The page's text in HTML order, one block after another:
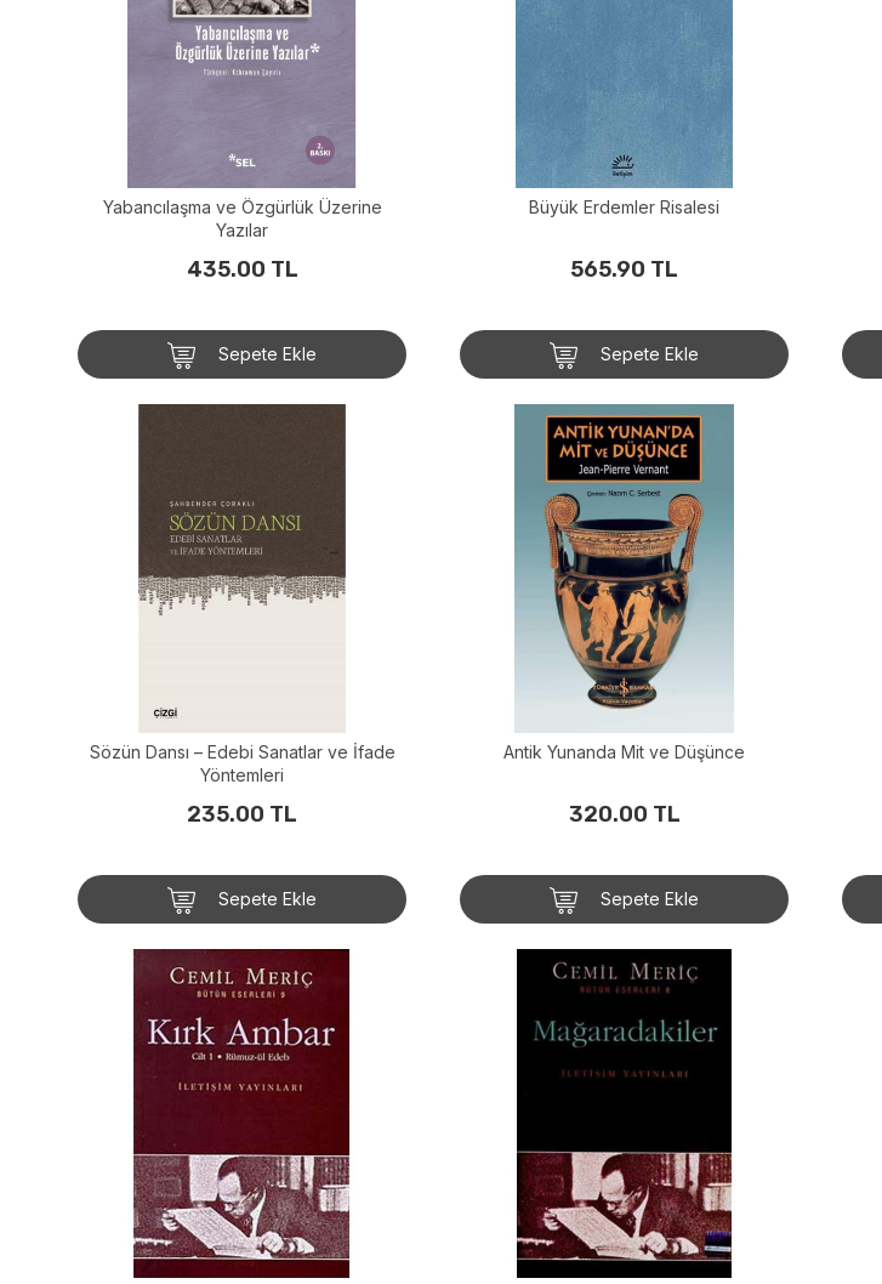
Yabancılaşma ve Özgürlük Üzerine
Yazılar
435.00 TL
Sepete Ekle
Büyük Erdemler Risalesi
565.90 TL
Sepete Ekle
Sözün Dansı – Edebi Sanatlar ve İfade
Yöntemleri
235.00 TL
Sepete Ekle
Antik Yunanda Mit ve Düşünce
320.00 TL
Sepete Ekle